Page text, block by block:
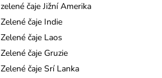
zelené čaje Jižní Amerika
Zelené čaje Indie
Zelené čaje Laos
Zelené čaje Gruzie
Zelené čaje Srí Lanka